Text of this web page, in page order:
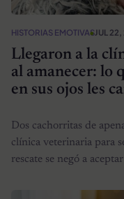
HISTORIAS EMOTIVASJUL
Llegaron a la
al amanecer: lo
en sus ojos les
Dos cachorritas de
clínica veterinaria para
rescate se negó a